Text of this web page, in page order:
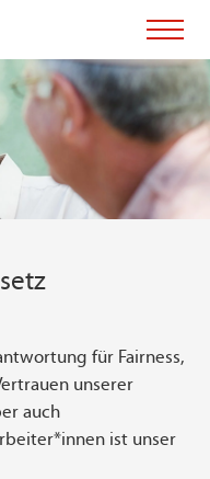
für Fairness,
unserer
auch
ist unser